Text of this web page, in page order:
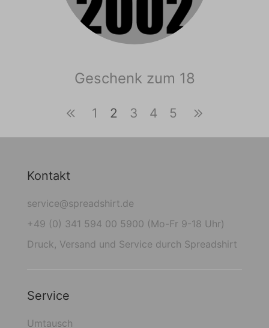
Geschenk zum 18
1 2 3 4 5
Kontakt
service@spreadshirt.de
+49 (0) 341 594 00 5900 (Mo-Fr 9-18 Uhr)
Druck, Versand und Service durch Spreadshirt
Service
Umtausch